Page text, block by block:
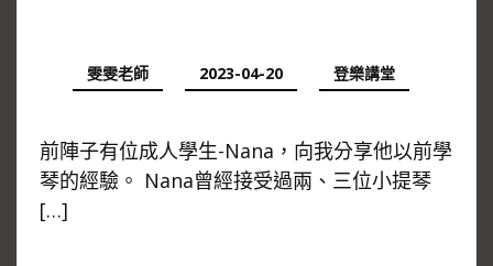
雯雯老師 2023-04-20 登樂講堂
前陣子有位成人學生-Nana，向我分享他以前學
琴的經驗。 Nana曾經接受過兩、三位小提琴
[…]